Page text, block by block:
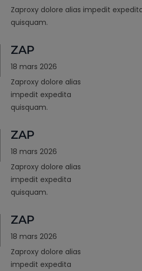
Zaproxy dolore alias impedit
quisquam.
ZAP
18 mars 2026
Zaproxy dolore alias
impedit expedita
quisquam.
ZAP
18 mars 2026
Zaproxy dolore alias
impedit expedita
quisquam.
ZAP
18 mars 2026
Zaproxy dolore alias
impedit expedita